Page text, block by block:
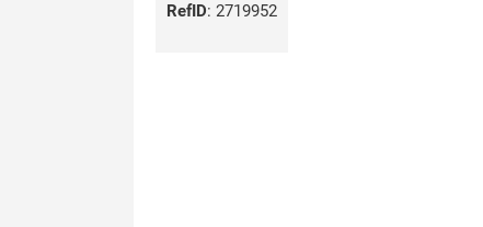
RefID: 2719952